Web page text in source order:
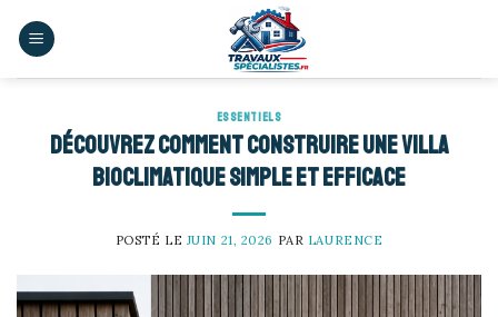
ESSENTIELS
Découvrez comment construire une villa
bioclimatique simple et efficace
POSTÉ LE JUIN 21, 2026 PAR LAURENCE